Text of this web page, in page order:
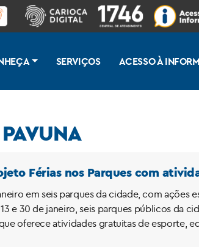
SERVIÇOS ACESSO À
PAVUNA
Férias nos Parques com
em seis parques da cidade, com ações
e 30 de janeiro, seis parques públicos da
oferece atividades gratuitas de esporte,